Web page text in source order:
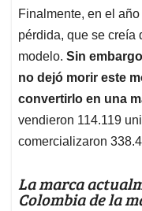
Finalmente, en el
pérdida, que se creía
modelo. Sin
no dejó morir este
convertirlo en una
vendieron 114.119
comercializaron
La marca
Colombia de la